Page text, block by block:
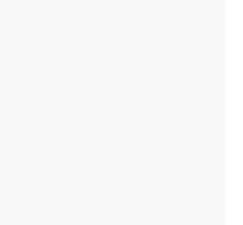
na Agrofert, i